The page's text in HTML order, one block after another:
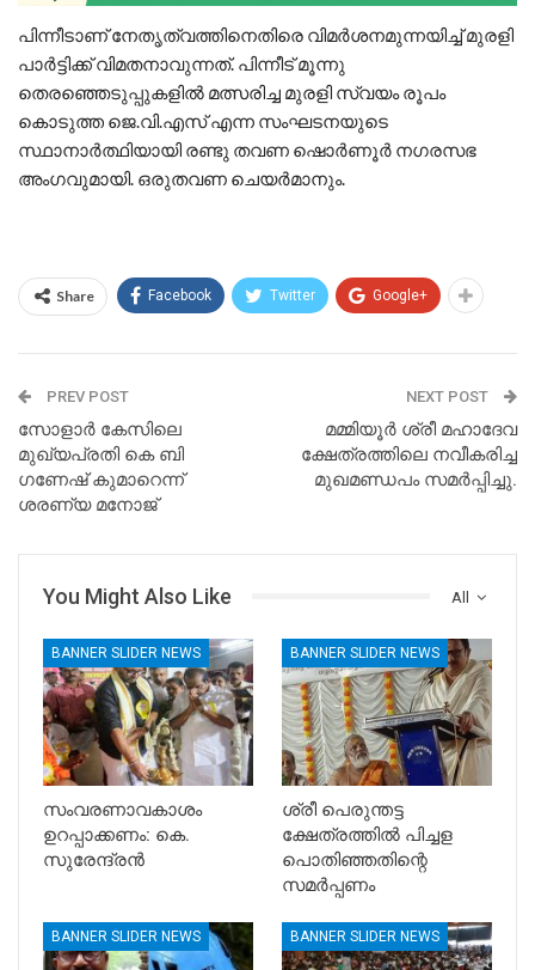
പിന്നീടാണ് നേതൃത്വത്തിനെതിരെ വിമര്‍ശനമുന്നയിച്ച്‌ മുരളി
പാര്‍ട്ടിക്ക് വിമതനാവുന്നത്. പിന്നീട് മൂന്നു
തെരഞ്ഞെടുപ്പുകളില്‍ മത്സരിച്ച മുരളി സ്വയം രൂപം
കൊടുത്ത ജെ.വി.എസ് എന്ന സംഘടനയുടെ
സ്ഥാനാര്‍ത്ഥിയായി രണ്ടു തവണ ഷൊര്‍ണൂര്‍ നഗരസഭ
അംഗവുമായി. ഒരുതവണ ചെയര്‍മാനും.
Share Facebook Twitter Google+
PREV POST
സോളാർ കേസിലെ
മുഖ്യപ്രതി കെ ബി ​
ഗണേഷ് കുമാറെന്ന്
ശരണ്യ മനോജ്
NEXT POST
മമ്മിയൂര്‍ ശ്രീ മഹാദേവ
ക്ഷേത്രത്തിലെ നവീകരിച്ച
മുഖമണ്ഡപം സമർപ്പിച്ചു.
All
You Might Also Like
BANNER SLIDER NEWS
സംവരണാവകാശം
ഉറപ്പാക്കണം: കെ.
സുരേന്ദ്രൻ
BANNER SLIDER NEWS
ശ്രീ പെരുന്തട്ട
ക്ഷേത്രത്തിൽ പിച്ചള
പൊതിഞ്ഞതിന്റെ
സമർപ്പണം
BANNER SLIDER NEWS BANNER SLIDER NEWS